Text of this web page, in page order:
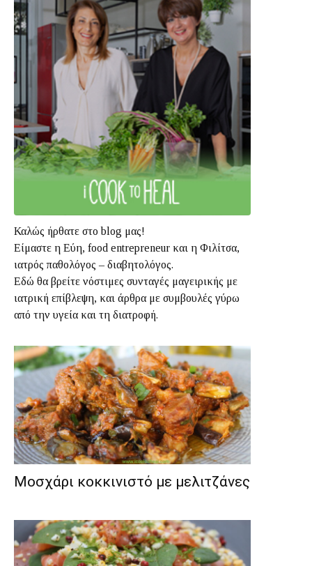
Καλώς ήρθατε στο blog μας!
Είμαστε η Εύη, food entrepreneur και η Φιλίτσα,
ιατρός παθολόγος – διαβητολόγος.
Εδώ θα βρείτε νόστιμες συνταγές μαγειρικής με
ιατρική επίβλεψη, και άρθρα με συμβουλές γύρω
από την υγεία και τη διατροφή.
Μοσχάρι κοκκινιστό με μελιτζάνες